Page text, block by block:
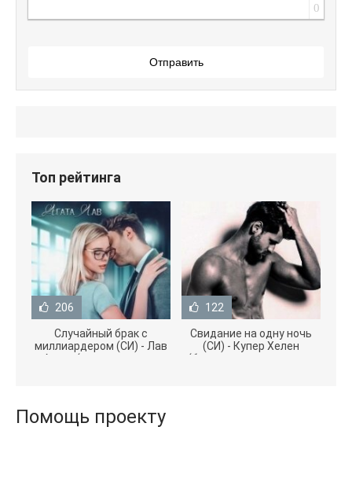
0
Отправить
Топ рейтинга
206
Случайный брак с
миллиардером (СИ) - Лав
Агата (полная версия
122
Свидание на одну ночь
(СИ) - Купер Хелен
(бесплатные серии книг
Помощь проекту